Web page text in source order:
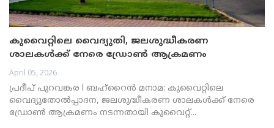
കുവൈറ്റിലെ വൈദ്യുതി, ജലശുദ്ധീകരണ
ശാലകൾക്ക് നേരെ ഡ്രോൺ ആക്രമണം
April 05, 2026
പ്രദീപ് പുറവങ്കര l ബഹ്റൈൻ മനാമ: കുവൈറ്റിലെ
വൈദ്യുതോൽപ്പാദന, ജലശുദ്ധീകരണ ശാലകൾക്ക് നേരെ
ഡ്രോൺ ആക്രമണം നടന്നതായി കുവൈറ്റ്...